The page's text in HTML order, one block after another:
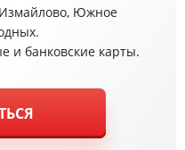
Южное
и банковские карты.